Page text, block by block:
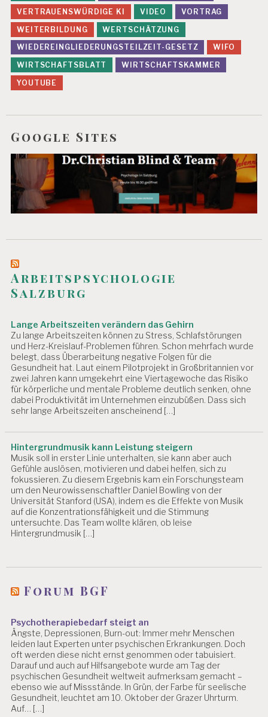
U
N
D
H
EI
T
S
M
E
M
N
T
G
U
H
T
S
C
H
U
T
Z
L
EI
A
R
B
EI
T
E
R
M
A
A
M
P
E
R
S
O
N
A
VERTRAUENSWÜRDIGE KI
VIDEO
VORTRAG
WEITERBILDUNG
WERTSCHÄTZUNG
WIEDEREINGLIEDERUNGSTEILZEIT-GESETZ
WIFO
WIRTSCHAFTSBLATT
WIRTSCHAFTSKAMMER
YOUTUBE
Google Sites
Arbeitspsychologie
Salzburg
Lange Arbeitszeiten verändern das Gehirn
Zu lange Arbeitszeiten können zu Stress, Schlafstörungen
und Herz-Kreislauf-Problemen führen. Schon mehrfach wurde
belegt, dass Überarbeitung negative Folgen für die
Gesundheit hat. Laut einem Pilotprojekt in Großbritannien vor
zwei Jahren kann umgekehrt eine Viertagewoche das Risiko
für körperliche und mentale Probleme deutlich senken, ohne
dabei Produktivität im Unternehmen einzubüßen. Dass sich
sehr lange Arbeitszeiten anscheinend […]
Hintergrundmusik kann Leistung steigern
Musik soll in erster Linie unterhalten, sie kann aber auch
Gefühle auslösen, motivieren und dabei helfen, sich zu
fokussieren. Zu diesem Ergebnis kam ein Forschungsteam
um den Neurowissenschaftler Daniel Bowling von der
Universität Stanford (USA), indem es die Effekte von Musik
auf die Konzentrationsfähigkeit und die Stimmung
untersuchte. Das Team wollte klären, ob leise
Hintergrundmusik […]
Forum BGF
Psychotherapiebedarf steigt an
Ängste, Depressionen, Burn-out: Immer mehr Menschen
leiden laut Experten unter psychischen Erkrankungen. Doch
oft werden diese nicht ernst genommen oder tabuisiert.
Darauf und auch auf Hilfsangebote wurde am Tag der
psychischen Gesundheit weltweit aufmerksam gemacht –
ebenso wie auf Missstände. In Grün, der Farbe für seelische
Gesundheit, leuchtet am 10. Oktober der Grazer Uhrturm.
Auf… […]